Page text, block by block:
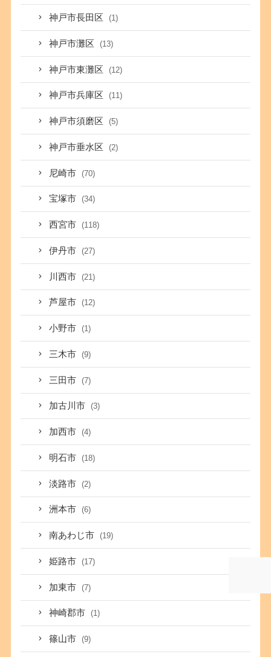
神戸市長田区 (1)
神戸市灘区 (13)
神戸市東灘区 (12)
神戸市兵庫区 (11)
神戸市須磨区 (5)
神戸市垂水区 (2)
尼崎市 (70)
宝塚市 (34)
西宮市 (118)
伊丹市 (27)
川西市 (21)
芦屋市 (12)
小野市 (1)
三木市 (9)
三田市 (7)
加古川市 (3)
加西市 (4)
明石市 (18)
淡路市 (2)
洲本市 (6)
南あわじ市 (19)
姫路市 (17)
加東市 (7)
神崎郡市 (1)
篠山市 (9)